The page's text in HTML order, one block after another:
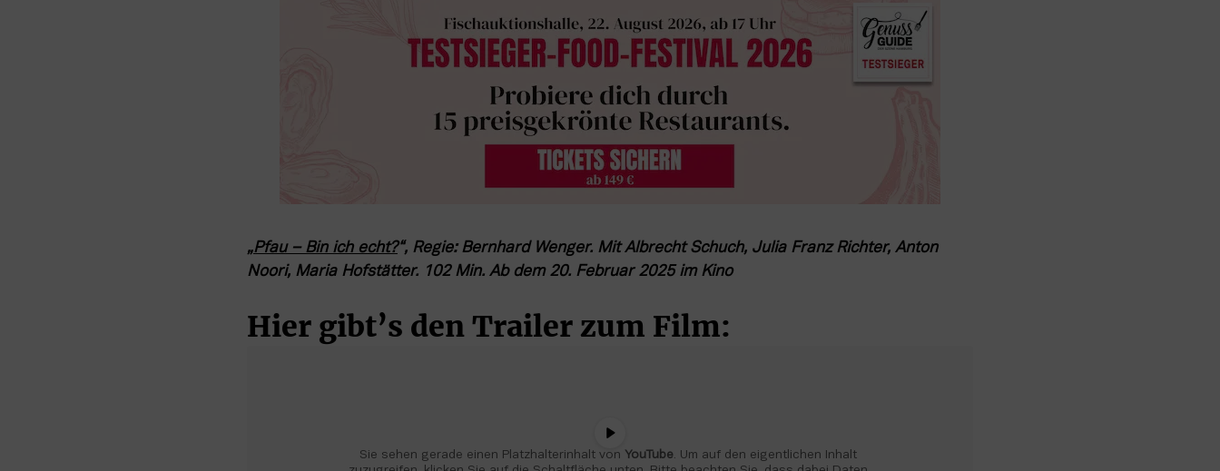
„Pfau – Bin ich echt?“, Regie: Bernhard Wenger. Mit Albrecht Schuch, Julia Franz Richter, Anton
Noori, Maria Hofstätter. 102 Min. Ab dem 20. Februar 2025 im Kino
Hier gibt’s den Trailer zum Film:
Sie sehen gerade einen Platzhalterinhalt von YouTube. Um auf den eigentlichen Inhalt